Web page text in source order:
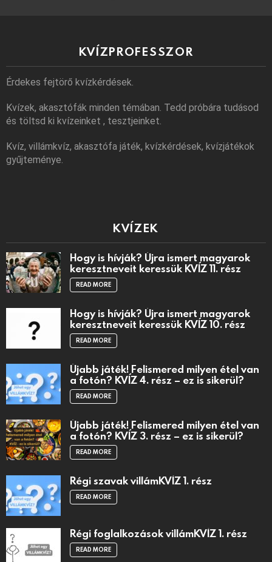
KVÍZPROFESSZOR
Érdekes fejtörő kvízkérdések.
Kvízek, akasztófák minden témában. Tedd próbára tudásod
és töltsd ki kvízeinket , tesztjeinket.
Kvíz, villámkvíz, akasztófa játék, kvízkérdések, kvízjátékok
gyűjteménye.
KVÍZEK
Hogy is hívják? Újra ismert magyarok
keresztneveit keressük KVÍZ 11. rész
READ MORE
Hogy is hívják? Újra ismert magyarok
keresztneveit keressük KVÍZ 10. rész
READ MORE
Újabb játék! Felismered milyen étel van
a fotón? KVÍZ 4. rész – ez is sikerül?
READ MORE
Újabb játék! Felismered milyen étel van
a fotón? KVÍZ 3. rész – ez is sikerül?
READ MORE
Régi szavak villámKVÍZ 1. rész
READ MORE
Régi foglalkozások villámKVÍZ 1. rész
READ MORE